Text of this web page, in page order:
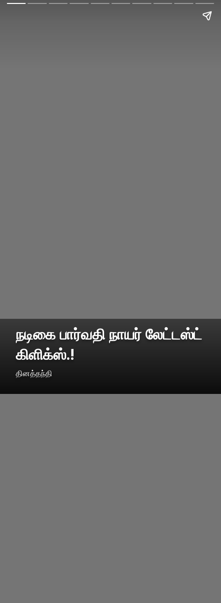
நடிகை பார்வதி நாயர் லேட்டஸ்ட்
கிளிக்ஸ்.!
தினத்தந்தி